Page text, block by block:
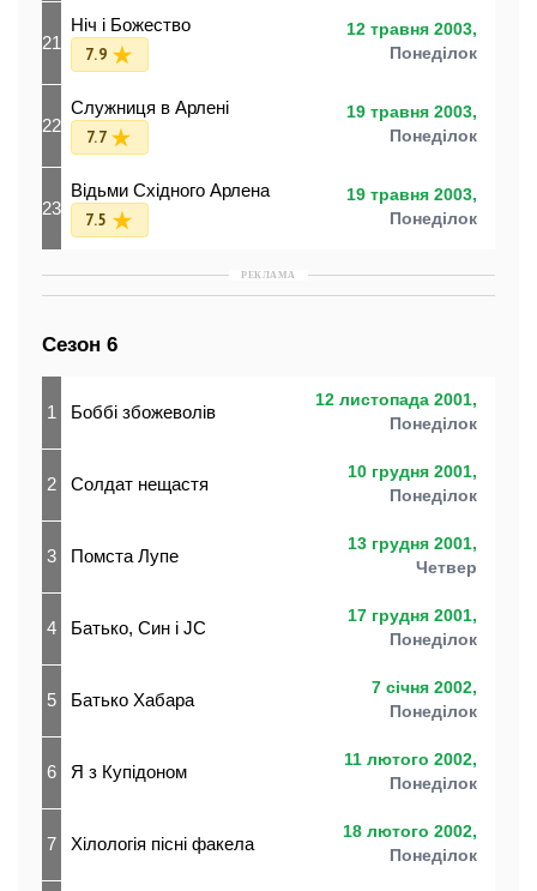
21
Ніч і Божество
7.9
12 травня 2003,
Понеділок
22
Служниця в Арлені
7.7
19 травня 2003,
Понеділок
23
Відьми Східного Арлена
7.5
19 травня 2003,
Понеділок
РЕКЛАМА
Сезон 6
1 Боббі збожеволів
12 листопада 2001,
Понеділок
2 Солдат нещастя
10 грудня 2001,
Понеділок
3 Помста Лупе
13 грудня 2001,
Четвер
4 Батько, Син і JC
17 грудня 2001,
Понеділок
5 Батько Хабара
7 січня 2002,
Понеділок
6 Я з Купідоном
11 лютого 2002,
Понеділок
7 Хілологія пісні факела
18 лютого 2002,
Понеділок